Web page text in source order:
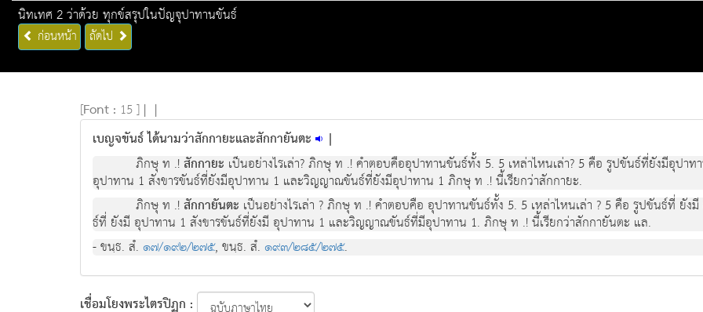
นิทเทศ 2 ว่าด้วย ทุกข์สรุปในปัญจุปาทานขันธ์
ก่อนหน้า ถัดไป
[Font : 15 ] | |
เบญจขันธ์ ได้นามว่าสักกายะและสักกายันตะ |
ภิกษุ ท .!สักกายะ เปนอยางไรเลา? ภิกษุ ท .! คําตอบคืออุปาทานขันธทั้ง 5. 5 เหลาไหนเลา? 5 คือ รูปขันธที่ยังมีอุ
อุปาทาน 1 สังขารขันธที่ยังมีอุปาทาน 1 และวิญญาณขันธที่ยังมีอุปาทาน 1 ภิกษุ ท .! นี้เรียกวาสักกายะ.
ภิกษุ ท .!สักกายันตะ เป็นอยางไรเล่า ? ภิกษุ ท .! คําตอบคือ อุปาทานขันธทั้ง 5. 5 เหลาไหนเลา ? 5 คือ รูปขันธที่
ธที่ ยังมี อุปาทาน 1 สังขารขันธที่ยังมี อุปาทาน 1 และวิญญาณขันธ์ที่มีอุปาทาน 1. ภิกษุ ท .! นี้เรียกวาสักกายันตะ แล.
- ขนฺธ. สํ. ๑๗/๑๙๒/๒๗๕, ขนฺธ. สํ. ๑๙๓/๒๘๕/๒๗๕.
เชื่อมโยงพระไตรปิฏก :